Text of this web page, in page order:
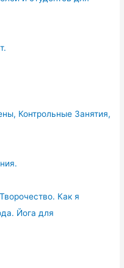
Контрольные Занятия,
Как я
Йога для